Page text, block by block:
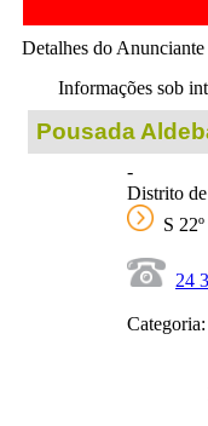
Detalhes do
Informações sob
Pousada
-
Distrito
S
24